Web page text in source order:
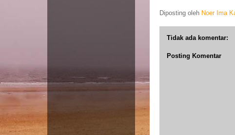
Diposting oleh Noer Ima
Tidak ada komentar:
Posting Komentar